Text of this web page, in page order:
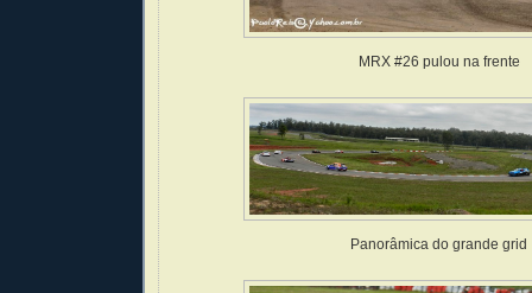
MRX #26 pulou na frente
Panorâmica do grande grid